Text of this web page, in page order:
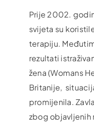
Prije 2002.
svijeta su
terapiju.
rezultati
žena (Womans
Britanije,
promijenila.
zbog objavljenih